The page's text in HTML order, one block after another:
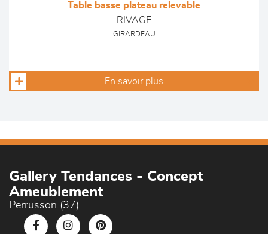
Table basse plateau relevable
RIVAGE
GIRARDEAU
En savoir plus
Gallery Tendances - Concept
Ameublement
Perrusson (37)